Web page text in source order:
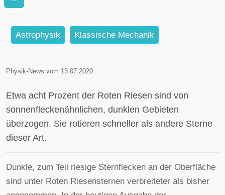
Astrophysik Klassische Mechanik
Physik-News vom 13.07.2020
Etwa acht Prozent der Roten Riesen sind von
sonnenfleckenähnlichen, dunklen Gebieten
überzogen. Sie rotieren schneller als andere Sterne
dieser Art.
Dunkle, zum Teil riesige Sternflecken an der Oberfläche
sind unter Roten Riesensternen verbreiteter als bisher